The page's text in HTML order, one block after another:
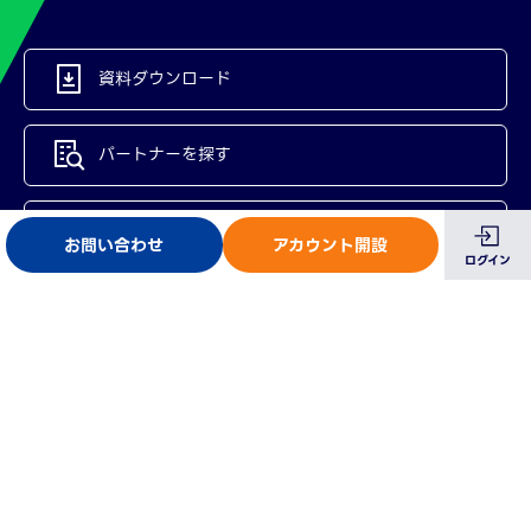
資料ダウンロード
パートナーを探す
マニュアル・ヘルプ
お問い合わせ アカウント開設
ログイン